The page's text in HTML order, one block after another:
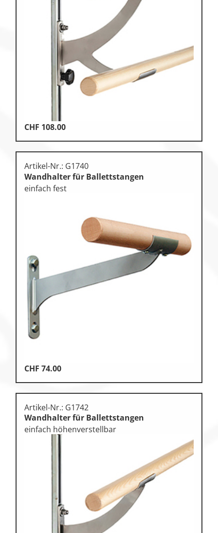
CHF 108.00
Artikel-Nr.: G1740
Wandhalter für Ballettstangen
einfach fest
CHF 74.00
Artikel-Nr.: G1742
Wandhalter für Ballettstangen
einfach höhenverstellbar